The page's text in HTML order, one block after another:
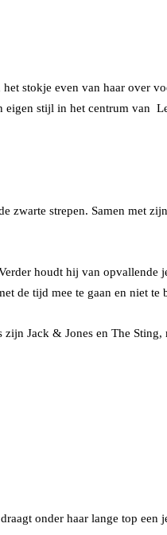
stokje even van haar over
stijl in het centrum van
strepen. Samen met
houdt hij van opvallende
de tijd mee te gaan en niet te
Jack & Jones en The
onder haar lange top een